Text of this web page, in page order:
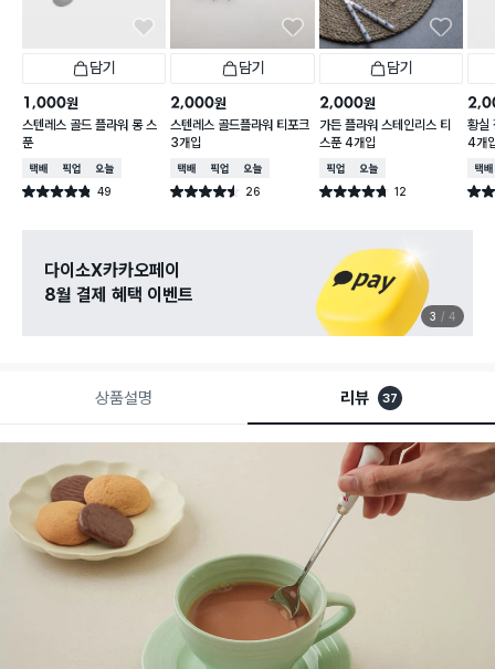
담기
1,000원
스텐레스 골드 플라워 롱 스
푼
택배배송매장픽업오늘배송
별점 4.8점 49
건 작성
담기
2,000원
스텐레스 골드플라워 티포크
3개입
택배배송매장픽업오늘배송
별점 4.5점 26
건 작성
담기
2,000원
가든 플라워 스테인리스 티
스푼 4개입
매장픽업오늘배송
별점 4.7점 12
건 작성
황실
4개
택배
별점
다이소X카카오페이
8월 결제 혜택 이벤트
3 4
상품설명 리뷰 37